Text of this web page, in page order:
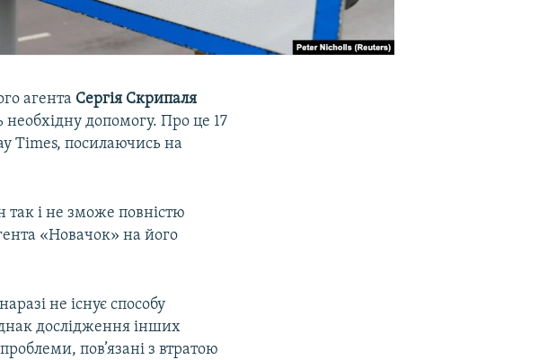
агента Сергія Скрипаля
необхідну допомогу. Про це 17
Times, посилаючись на
так і не зможе повністю
«Новачок» на його
не існує способу
дослідження інших
пов’язані з втратою